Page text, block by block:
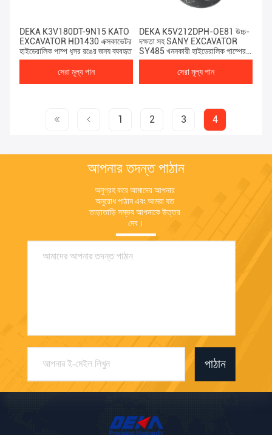
DEKA K3V180DT-9N15 KATO
EXCAVATOR HD1430 এক্সকাভেটর
হাইড্রোলিক পাম্প ধূসর রঙের জন্য ব্যবহৃত
সেরা মূল্য পান
DEKA K5V212DPH-OE81 উচ্চ-
দক্ষতা সহ SANY EXCAVATOR
SY485 খননকারী হাইড্রোলিক পাম্পের
জন্য ব্যবহৃত
সেরা মূল্য পান
1 2 3 4
আপনার তদন্ত পাঠান
অনুগ্রহ করে আমাদের আপনার
অনুরোধ পাঠান এবং আমরা যত
তাড়াতাড়ি সম্ভব আপনাকে উত্তর
দেব।
পাঠান